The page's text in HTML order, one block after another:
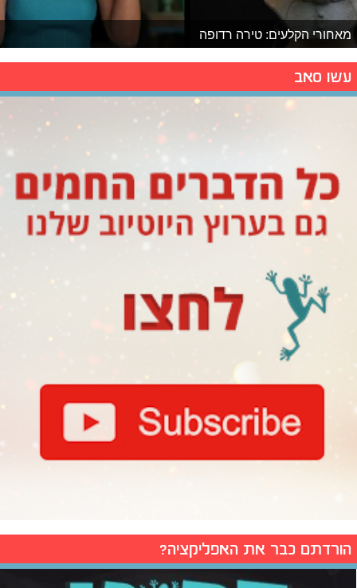
מאחורי הקלעים: טירה רדופה
עשו סאב
הורדתם כבר את האפליקציה?